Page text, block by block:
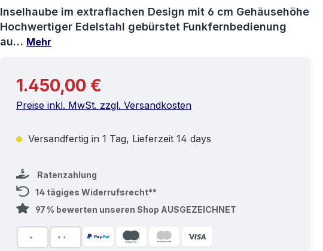
Inselhaube im extraflachen Design mit 6 cm Gehäusehöhe
Hochwertiger Edelstahl gebürstet Funkfernbedienung
au… Mehr
Regulärer Preis:
1.450,00 €
Preise inkl. MwSt. zzgl. Versandkosten
Versandfertig in 1 Tag, Lieferzeit 14 days
Ratenzahlung
14 tägiges Widerrufsrecht**
97 % bewerten unseren Shop AUSGEZEICHNET